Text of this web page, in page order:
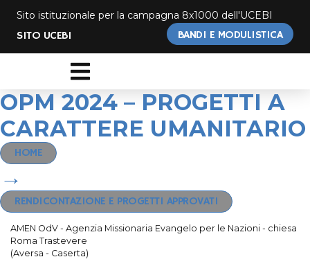
Sito istituzionale per la campagna 8x1000 dell'UCEBI
SITO UCEBI BANDI E MODULISTICA
OPM 2024 – PROGETTI A
CARATTERE UMANITARIO
HOME
→
RENDICONTAZIONE E PROGETTI APPROVATI
AMEN OdV - Agenzia Missionaria Evangelo per le Nazioni - chiesa
Roma Trastevere
(Aversa - Caserta)